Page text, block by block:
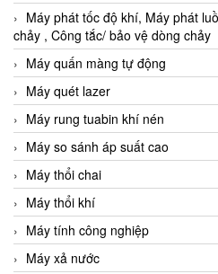
Máy phát tốc độ khí, Máy phát
chảy , Công tắc/ bảo vệ dòng chảy
Máy quấn màng tự động
Máy quét lazer
Máy rung tuabin khí nén
Máy so sánh áp suất cao
Máy thổi chai
Máy thổi khí
Máy tính công nghiệp
Máy xả nước